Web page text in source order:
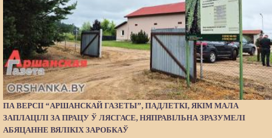
ПА ВЕРСІІ “АРШАНСКАЙ ГАЗЕТЫ”, ПАДЛЕТКІ, ЯКІМ МАЛА
ЗАПЛАЦІЛІ ЗА ПРАЦУ Ў ЛЯСГАСЕ, НЯПРАВІЛЬНА ЗРАЗУМЕЛІ
АБЯЦАННЕ ВЯЛІКІХ ЗАРОБКАЎ